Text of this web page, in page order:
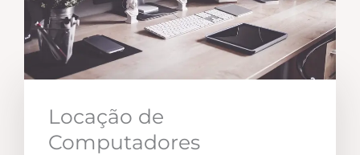
Locação de
Computadores